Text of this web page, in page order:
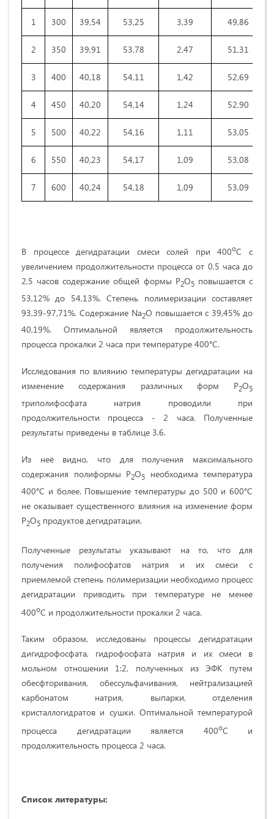
1 300 39,54 53,25 3,39 49,86
2 350 39,91 53,78 2,47 51,31
3 400 40,18 54,11 1,42 52,69
4 450 40,20 54,14 1,24 52,90
5 500 40,22 54,16 1,11 53,05
6 550 40,23 54,17 1,09 53,08
7 600 40,24 54,18 1,09 53,09
В процессе дегидратации смеси солей при 400оС с
увеличением продолжительности процесса от 0,5 часа до
2,5 часов содержание общей формы Р2О5повышается с
53,12% до 54,13%. Степень полимеризации составляет
93,39-97,71%. Содержание Nа2О повышается с 39,45% до
40,19%. Оптимальной является продолжительность
процесса прокалки 2 часа при температуре 400°С.
Исследования по влиянию температуры дегидратации на
изменение содержания различных форм Р2О5
триполифосфата натрия проводили при
продолжительности процесса - 2 часа. Полученные
результаты приведены в таблице 3.6.
Из неё видно, что для получения максимального
содержания полиформы Р2О5 необходима температура
400°С и более. Повышение температуры до 500 и 600°С
не оказывает существенного влияния на изменение форм
Р2О5 продуктов дегидратации.
Полученные результаты указывают на то, что для
получения полифосфатов натрия и их смеси с
приемлемой степень полимеризации необходимо процесс
дегидратации приводить при температуре не менее
400оС и продолжительности прокалки 2 часа.
Таким образом, исследованы процессы дегидратации
дигидрофосфата, гидрофосфата натрия и их смеси в
мольном отношении 1:2, полученных из ЭФК путем
обесфторивания, обессульфачивания, нейтрализацией
карбонатом натрия, выпарки, отделения
кристаллогидратов и сушки. Оптимальной температурой
процесса дегидратации является 400оС и
продолжительность процесса 2 часа.
Список литературы: